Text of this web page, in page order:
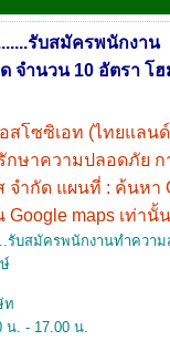
รับสมัครพนักงาน
จำนวน 10 อัตรา โ
สโซซิเอท (ไทยแลน
กษาความปลอดภัย ก
จำกัด แผนที่ : ค้นหา
Google maps เท่านั้น
บสมัครพนักงานทำความ
ท
น. - 17.00 น.